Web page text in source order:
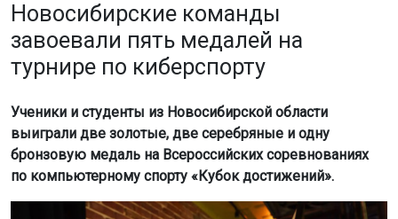
Новосибирские команды
завоевали пять медалей на
турнире по киберспорту
Ученики и студенты из Новосибирской области
выиграли две золотые, две серебряные и одну
бронзовую медаль на Всероссийских соревнованиях
по компьютерному спорту «Кубок достижений».